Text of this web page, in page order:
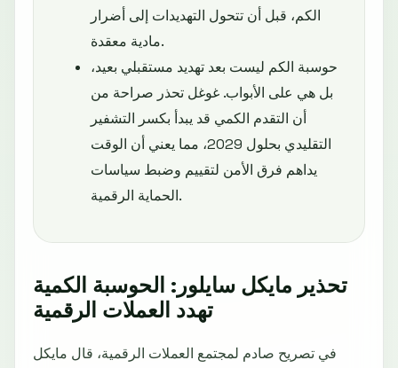
الكم، قبل أن تتحول التهديدات إلى أضرار
مادية معقدة.
حوسبة الكم ليست بعد تهديد مستقبلي بعيد،
بل هي على الأبواب. غوغل تحذر صراحة من
أن التقدم الكمي قد يبدأ بكسر التشفير
التقليدي بحلول 2029، مما يعني أن الوقت
يداهم فرق الأمن لتقييم وضبط سياسات
الحماية الرقمية.
تحذير مايكل سايلور: الحوسبة الكمية
تهدد العملات الرقمية
في تصريح صادم لمجتمع العملات الرقمية، قال مايكل